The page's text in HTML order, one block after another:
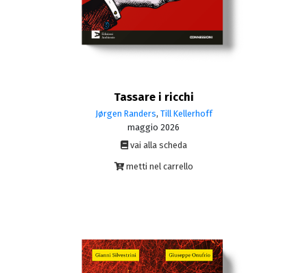
Tassare i ricchi
Jørgen Randers, Till Kellerhoff
maggio 2026
vai alla scheda
metti nel carrello